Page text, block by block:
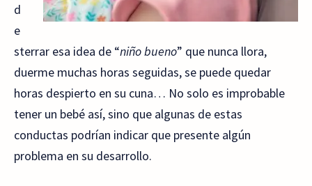
d
e
sterrar esa idea de “niño bueno” que nunca llora,
duerme muchas horas seguidas, se puede quedar
horas despierto en su cuna… No solo es improbable
tener un bebé así, sino que algunas de estas
conductas podrían indicar que presente algún
problema en su desarrollo.